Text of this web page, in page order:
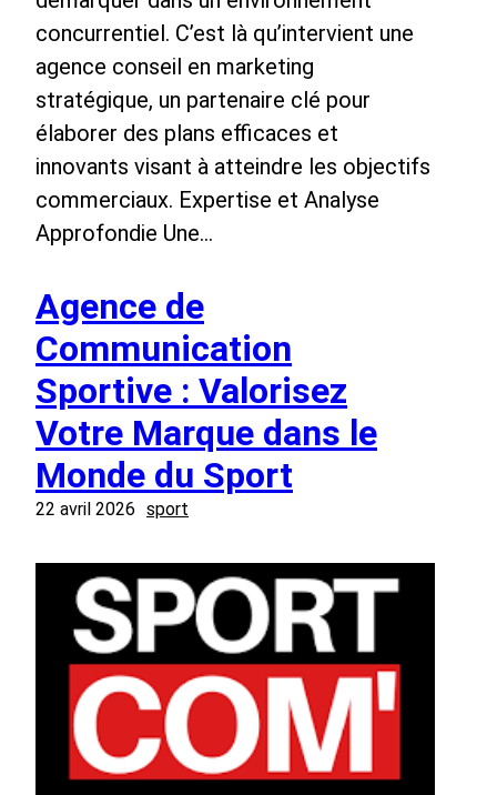
concurrentiel. C’est là qu’intervient une
agence conseil en marketing
stratégique, un partenaire clé pour
élaborer des plans efficaces et
innovants visant à atteindre les objectifs
commerciaux. Expertise et Analyse
Approfondie Une…
Agence de
Communication
Sportive : Valorisez
Votre Marque dans le
Monde du Sport
22 avril 2026 sport